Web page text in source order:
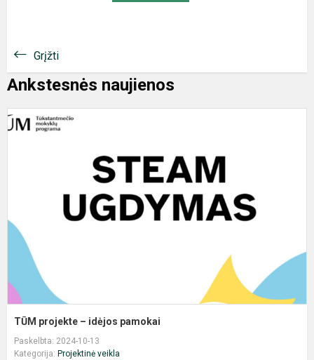
Grįžti
Ankstesnės naujienos
TŪM projekte – idėjos pamokai
Paskelbta: 2024-10-13
Kategorija: Projektinė veikla